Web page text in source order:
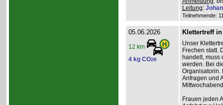
Leitung:
Teilnehmende:
05.06.2026
12 km
4 kg CO2e
Klettertreff
Unser
Frechen statt.
handelt, muss
werden. Bei
Organisatorin.
Anfragen und
Frauen jeden